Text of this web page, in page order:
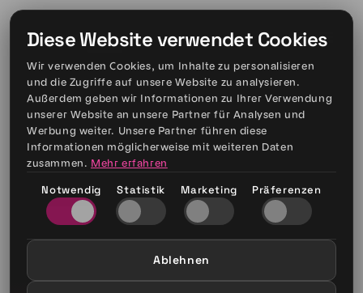
Diese Website verwendet Cookies
Wir verwenden Cookies, um Inhalte zu personalisieren
und die Zugriffe auf unsere Website zu analysieren.
Außerdem geben wir Informationen zu Ihrer Verwendung
unserer Website an unsere Partner für Analysen und
Werbung weiter. Unsere Partner führen diese
Informationen möglicherweise mit weiteren Daten
zusammen. Mehr erfahren
Notwendig
Statistik Marketing Präferenzen
Ablehnen